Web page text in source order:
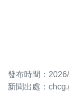
發布時間：
新聞出處：